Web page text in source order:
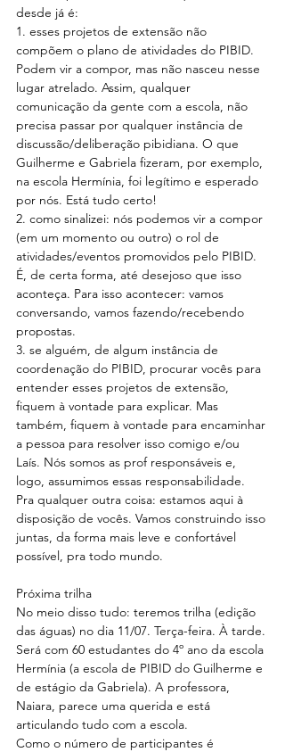
desde já é:
1. esses projetos de extensão não
compõem o plano de atividades do PIBID.
Podem vir a compor, mas não nasceu nesse
lugar atrelado. Assim, qualquer
comunicação da gente com a escola, não
precisa passar por qualquer instância de
discussão/deliberação pibidiana. O que
Guilherme e Gabriela fizeram, por exemplo,
na escola Hermínia, foi legítimo e esperado
por nós. Está tudo certo!
2. como sinalizei: nós podemos vir a compor
(em um momento ou outro) o rol de
atividades/eventos promovidos pelo PIBID.
É, de certa forma, até desejoso que isso
aconteça. Para isso acontecer: vamos
conversando, vamos fazendo/recebendo
propostas.
3. se alguém, de algum instância de
coordenação do PIBID, procurar vocês para
entender esses projetos de extensão,
fiquem à vontade para explicar. Mas
também, fiquem à vontade para encaminhar
a pessoa para resolver isso comigo e/ou
Laís. Nós somos as prof responsáveis e,
logo, assumimos essas responsabilidade.
Pra qualquer outra coisa: estamos aqui à
disposição de vocês. Vamos construindo isso
juntas, da forma mais leve e confortável
possível, pra todo mundo.
Próxima trilha
No meio disso tudo: teremos trilha (edição
das águas) no dia 11/07. Terça-feira. À tarde.
Será com 60 estudantes do 4º ano da escola
Hermínia (a escola de PIBID do Guilherme e
de estágio da Gabriela). A professora,
Naiara, parece uma querida e está
articulando tudo com a escola.
Como o número de participantes é